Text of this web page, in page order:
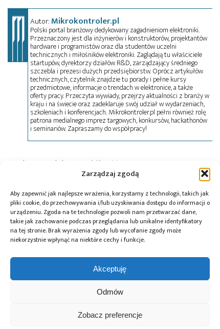
Zarządzaj zgodą
Aby zapewnić jak najlepsze wrażenia, korzystamy z technologii, takich jak
pliki cookie, do przechowywania i/lub uzyskiwania dostępu do informacji o
urządzeniu. Zgoda na te technologie pozwoli nam przetwarzać dane,
takie jak zachowanie podczas przeglądania lub unikalne identyfikatory
na tej stronie. Brak wyrażenia zgody lub wycofanie zgody może
niekorzystnie wpłynąć na niektóre cechy i funkcje.
Akceptuję
Odmów
Zobacz preferencje
Autor:Mikrokontroler.pl
Polski portal branżowy dedykowany zagadnieniom elektroniki.
Przeznaczony jest dla inżynierów i konstruktorów, projektantów
hardware i programistów oraz dla studentów uczelni
technicznych i miłośników elektroniki. Zaglądają tu właściciele
startupów, dyrektorzy działów R&D, zarządzający średniego
szczebla i prezesi dużych przedsiębiorstw. Oprócz artykułów
technicznych, czytelnik znajdzie tu porady i pełne kursy
przedmiotowe, informacje o trendach w elektronice, a także
oferty pracy. Przeczyta wywiady, przejrzy aktualności z branży w
kraju i na świecie oraz zadeklaruje swój udział w wydarzeniach,
szkoleniach i konferencjach. Mikrokontroler.pl pełni również rolę
patrona medialnego imprez targowych, konkursów, hackathonów
i seminariów. Zapraszamy do współpracy!
Tagi: elektromobilność
Przeczytaj również:
Wrocławskiej
Polenergia
uruchomiła
w Warszawie hub
ładowania
wraz z grupą
ultranowoczesne